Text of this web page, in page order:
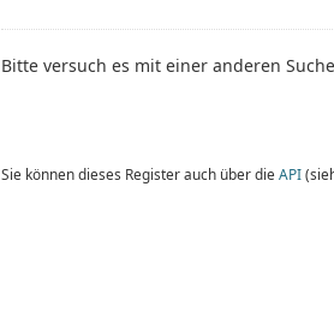
Bitte versuch es mit einer anderen
Sie können dieses Register auch über die API